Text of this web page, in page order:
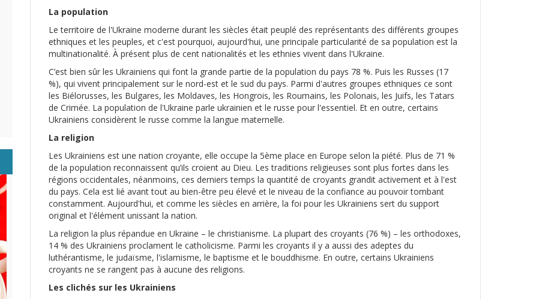
La population
Le territoire de l'Ukraine moderne durant les siècles était peuplé des représentants des différents groupes
ethniques et les peuples, et c'est pourquoi, aujourd'hui, une principale particularité de sa population est la
multinationalité. À présent plus de cent nationalités et les ethnies vivent dans l'Ukraine.
C’est bien sûr les Ukrainiens qui font la grande partie de la population du pays 78 %. Puis les Russes (17
%), qui vivent principalement sur le nord-est et le sud du pays. Parmi d'autres groupes ethniques ce sont
les Biélorusses, les Bulgares, les Moldaves, les Hongrois, les Roumains, les Polonais, les Juifs, les Tatars
de Crimée. La population de l'Ukraine parle ukrainien et le russe pour l'essentiel. Et en outre, certains
Ukrainiens considèrent le russe comme la langue maternelle.
La religion
Les Ukrainiens est une nation croyante, elle occupe la 5ème place en Europe selon la piété. Plus de 71 %
de la population reconnaissent qu’ils croient au Dieu. Les traditions religieuses sont plus fortes dans les
régions occidentales, néanmoins, ces derniers temps la quantité de croyants grandit activement et à l'est
du pays. Cela est lié avant tout au bien-être peu élevé et le niveau de la confiance au pouvoir tombant
constamment. Aujourd'hui, et comme les siècles en arrière, la foi pour les Ukrainiens sert du support
original et l'élément unissant la nation.
La religion la plus répandue en Ukraine – le christianisme. La plupart des croyants (76 %) – les orthodoxes,
14 % des Ukrainiens proclament le catholicisme. Parmi les croyants il y a aussi des adeptes du
luthérantisme, le judaïsme, l'islamisme, le baptisme et le bouddhisme. En outre, certains Ukrainiens
croyants ne se rangent pas à aucune des religions.
Les clichés sur les Ukrainiens